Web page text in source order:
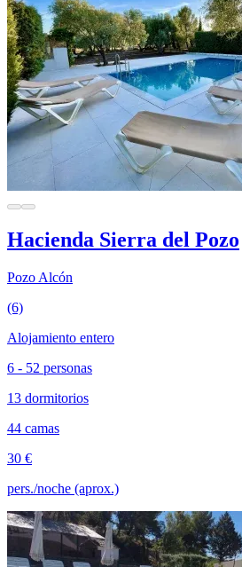
Hacienda Sierra del Pozo
Pozo Alcón
(6)
Alojamiento entero
6 - 52 personas
13 dormitorios
44 camas
30 €
pers./noche (aprox.)